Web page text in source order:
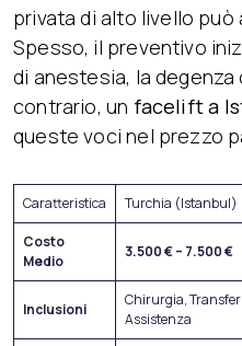
privata di alto livello
Spesso, il preventivo
di anestesia, la
contrario, un facelift a
queste voci nel prezzo
Caratteristica Turchia (Istanbul)
Costo
Medio
3.500 € – 7.500 €
Inclusioni
Chirurgia, Transfer
Assistenza